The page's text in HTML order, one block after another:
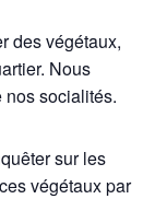
des végétaux,
Nous
socialités.
sur les
végétaux par